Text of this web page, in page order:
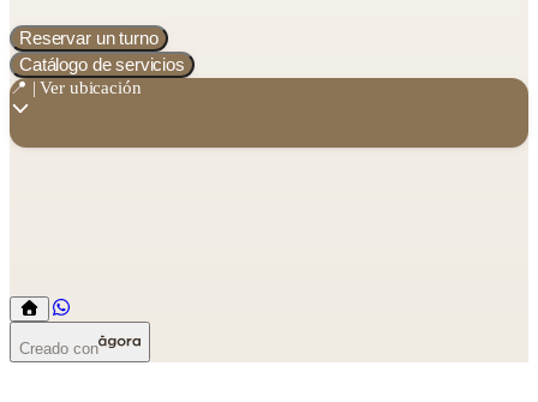
Reservar un turno
Catálogo de servicios
📍 | Ver ubicación
Creado con